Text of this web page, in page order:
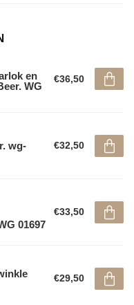
en
WG
€36,50
wg-
€32,50
01697
€33,50
€29,50